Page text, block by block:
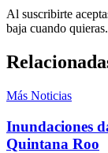
Al suscribirte
baja cuando quieras.
Más Noticias
Inundaciones
Quintana Roo